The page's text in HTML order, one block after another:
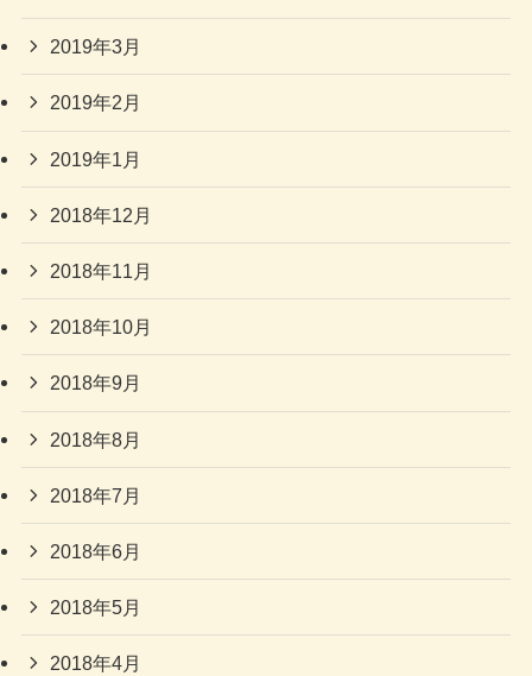
2019年3月
2019年2月
2019年1月
2018年12月
2018年11月
2018年10月
2018年9月
2018年8月
2018年7月
2018年6月
2018年5月
2018年4月